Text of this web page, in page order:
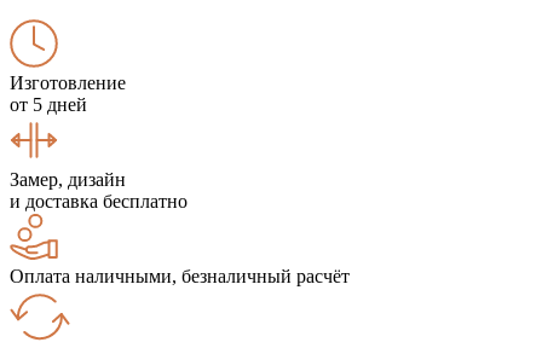
Изготовление
от 5 дней
Замер, дизайн
и доставка бесплатно
Оплата наличными, безналичный расчёт